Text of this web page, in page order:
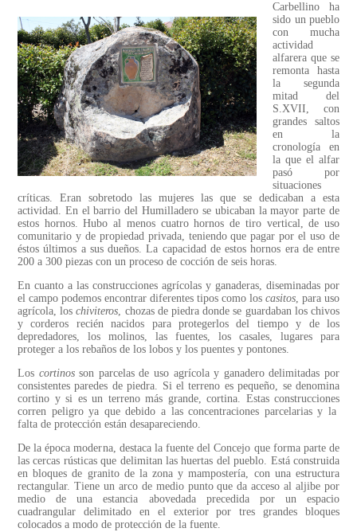
Carbellino ha
sido un pueblo
con mucha
actividad
alfarera que se
remonta hasta
la segunda
mitad del
S.XVII, con
grandes saltos
en la
cronología en
la que el alfar
pasó por
situaciones
críticas. Eran sobretodo las mujeres las que se dedicaban a esta
actividad. En el barrio del Humilladero se ubicaban la mayor parte de
estos hornos. Hubo al menos cuatro hornos de tiro vertical, de uso
comunitario y de propiedad privada, teniendo que pagar por el uso de
éstos últimos a sus dueños. La capacidad de estos hornos era de entre
200 a 300 piezas con un proceso de cocción de seis horas.
En cuanto a las construcciones agrícolas y ganaderas, diseminadas por
el campo podemos encontrar diferentes tipos como los casitos, para uso
agrícola, loschiviteros, chozas de piedra donde se guardaban los chivos
y corderos recién nacidos para protegerlos del tiempo y de los
depredadores, los molinos, las fuentes, los casales, lugares para
proteger a los rebaños de los lobos y los puentes y pontones.
Los cortinosson parcelas de uso agrícola y ganadero delimitadas por
consistentes paredes de piedra. Si el terreno es pequeño, se denomina
cortino y si es un terreno más grande, cortina. Estas construcciones
corren peligro ya que debido a las concentraciones parcelarias y la
falta de protección están desapareciendo.
De la época moderna, destaca la fuente del Concejo que forma parte de
las cercas rústicas que delimitan las huertas del pueblo. Está construida
en bloques de granito de la zona y mampostería, con una estructura
rectangular. Tiene un arco de medio punto que da acceso al aljibe por
medio de una estancia abovedada precedida por un espacio
cuadrangular delimitado en el exterior por tres grandes bloques
colocados a modo de protección de la fuente.